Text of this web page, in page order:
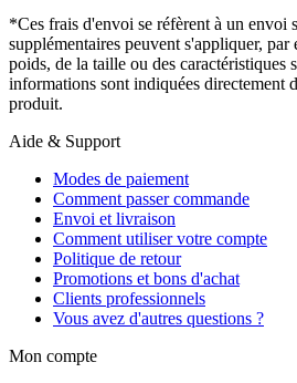
*Ces frais d'envoi se réfèrent à un envoi
supplémentaires peuvent s'appliquer, par
poids, de la taille ou des caractéristiques
informations sont indiquées directement
produit.
Aide & Support
Modes de paiement
Comment passer commande
Envoi et livraison
Comment utiliser votre compte
Politique de retour
Promotions et bons d'achat
Clients professionnels
Vous avez d'autres questions ?
Mon compte